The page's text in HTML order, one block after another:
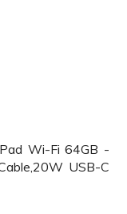
Wi-Fi 64GB -
USB-C